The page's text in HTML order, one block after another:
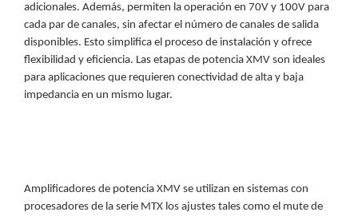
(Anticorrosión) AntiexplosiónBalaCodificadores
y
Decodificadores
VideoCuboDomo
MotorizadoNVRs
Network
adicionales. Además, permiten la operación en 70V y 100V para
cada par de canales, sin afectar el número de canales de salida
disponibles. Esto simplifica el proceso de instalación y ofrece
flexibilidad y eficiencia. Las etapas de potencia XMV son ideales
para aplicaciones que requieren conectividad de alta y baja
impedancia en un mismo lugar.
Amplificadores de potencia XMV se utilizan en sistemas con
procesadores de la serie MTX los ajustes tales como el mute de